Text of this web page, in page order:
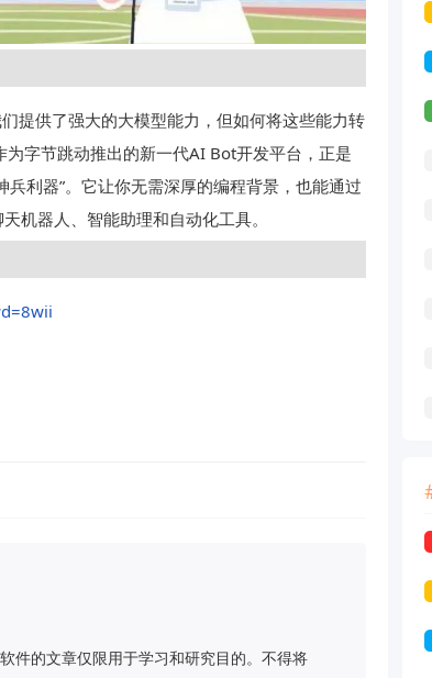
提供了强大的大模型能力，但如何将这些能力转
字节跳动推出的新一代AI Bot开发平台，正是
利器”。它让你无需深厚的编程背景，也能通过
机器人、智能助理和自动化工具。
件的文章仅限用于学习和研究目的。不得将